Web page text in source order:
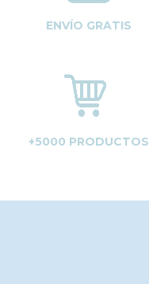
ENVÍO GRATIS
+5000 PRODUCTOS